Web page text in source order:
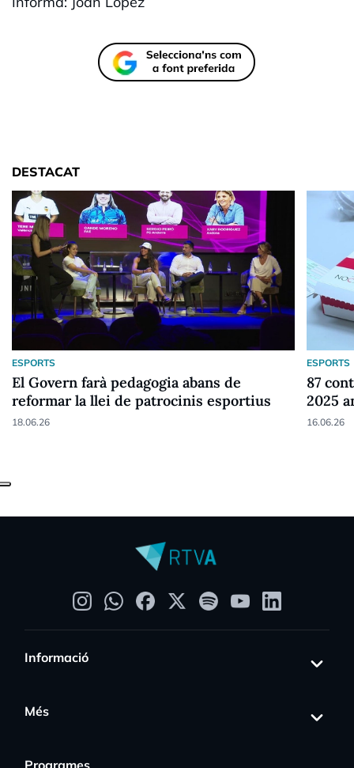
DESTACAT
ESPORTS
El Govern farà pedagogia abans de
reformar la llei de patrocinis esportius
18.06.26
ESPORTS
87
2025
16.06.26
Informació
Més